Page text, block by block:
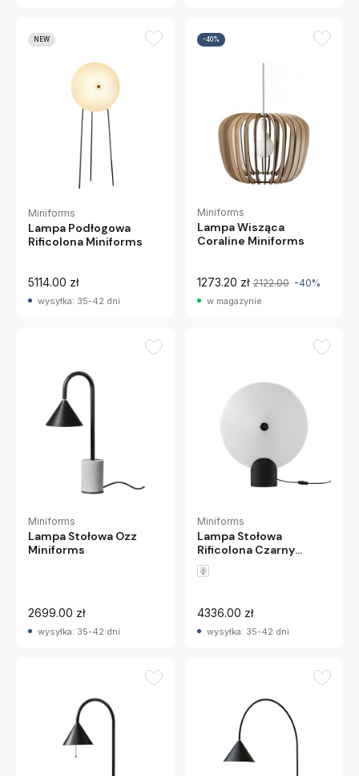
NEW
Miniforms
Lampa Podłogowa
Rificolona Miniforms
5114.00 zł
wysyłka: 35-42 dni
-40%
Miniforms
Lampa Wisząca
Coraline Miniforms
1273.20 zł 2122.00 -40%
w magazynie
Miniforms
Lampa Stołowa Ozz
Miniforms
2699.00 zł
wysyłka: 35-42 dni
Miniforms
Lampa Stołowa
Rificolona Czarny
Jesion Miniforms
4336.00 zł
wysyłka: 35-42 dni